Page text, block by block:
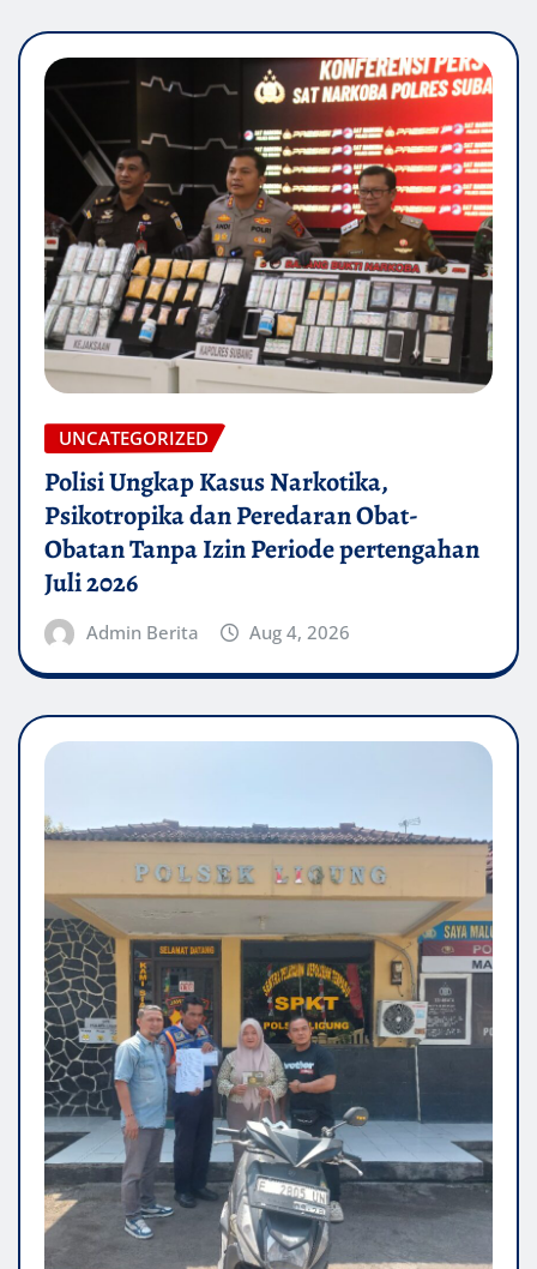
UNCATEGORIZED
Polisi Ungkap Kasus Narkotika,
Psikotropika dan Peredaran Obat-
Obatan Tanpa Izin Periode pertengahan
Juli 2026
Admin Berita Aug 4, 2026